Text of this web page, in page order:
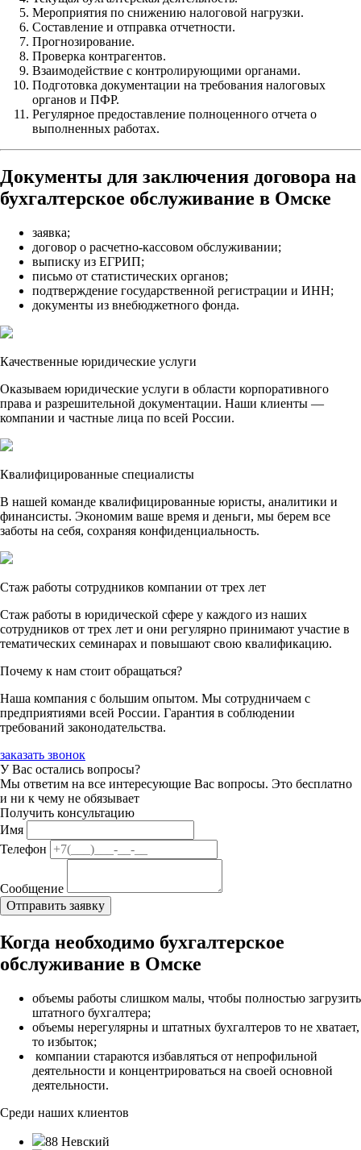
Мероприятия по снижению налоговой нагрузки.
Составление и отправка отчетности.
Прогнозирование.
Проверка контрагентов.
Взаимодействие с контролирующими органами.
Подготовка документации на требования налоговых
органов и ПФР.
Регулярное предоставление полноценного отчета о
выполненных работах.
Документы для заключения договора на
бухгалтерское обслуживание в Омске
заявка;
договор о расчетно-кассовом обслуживании;
выписку из ЕГРИП;
письмо от статистических органов;
подтверждение государственной регистрации и ИНН;
документы из внебюджетного фонда.
Качественные юридические услуги
Оказываем юридические услуги в области корпоративного
права и разрешительной документации. Наши клиенты —
компании и частные лица по всей России.
Квалифицированные специалисты
В нашей команде квалифицированные юристы, аналитики и
финансисты. Экономим ваше время и деньги, мы берем все
заботы на себя, сохраняя конфиденциальность.
Стаж работы сотрудников компании от трех лет
Стаж работы в юридической сфере у каждого из наших
сотрудников от трех лет и они регулярно принимают участие в
тематических семинарах и повышают свою квалификацию.
Почему к нам стоит обращаться?
Наша компания с большим опытом. Мы сотрудничаем с
предприятиями всей России. Гарантия в соблюдении
требований законодательства.
заказать звонок
У Вас остались вопросы?
Мы ответим на все интересующие Вас вопросы. Это бесплатно
и ни к чему не обязывает
Получить консультацию
Имя
Телефон
Сообщение
Когда необходимо бухгалтерское
обслуживание в Омске
объемы работы слишком малы, чтобы полностью загрузить
штатного бухгалтера;
объемы нерегулярны и штатных бухгалтеров то не хватает,
то избыток;
компании стараются избавляться от непрофильной
деятельности и концентрироваться на своей основной
деятельности.
Среди наших клиентов
88 Невский